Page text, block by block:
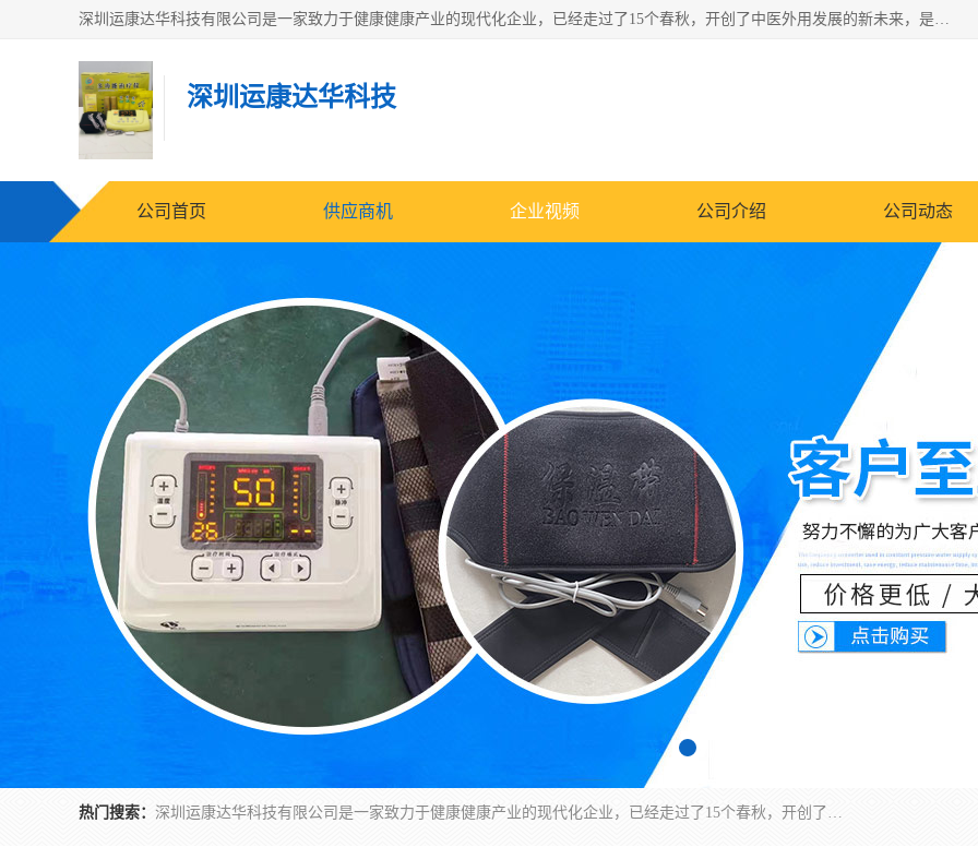
深圳运康达华科技有限公司是一家致力于健康健康产业的现代化企业，已经走过了15个春秋，开创了中医外用发展的新未来，是专业从事中医医疗仪器的研发、生产、销售、服务为一体的子公司，在医疗器械的设计、开发和生产方面率先引进国际先进技术和好的科技人员，先后开发出了场效应治疗仪、多功能治疗仪、颈椎治疗仪、腰椎治疗仪、增效垫等多个系列。
深圳运康达华科技
公司首页 供应商机 企业视频 公司介绍 公司动态
热门搜索： 深圳运康达华科技有限公司是一家致力于健康健康产业的现代化企业，已经走过了15个春秋，开创了中医外用发展的新未来，是专业从事中医医疗仪器的研发、生产、销售、服务为一体的子公司，在医疗器械的设计、开发和生产方面率先引进国际先进技术和好的科技人员，先后开发出了场效应治疗仪、多功能治疗仪、颈椎治疗仪、腰椎治疗仪、增效垫等多个系列。